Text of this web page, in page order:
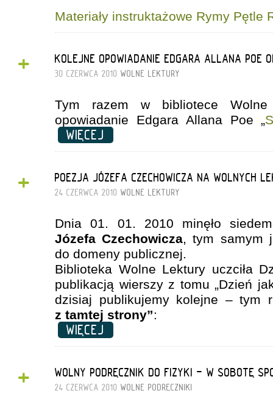
Materiały instruktażowe Rymy Pętle
+ KOLEJNE OPOWIADANIE EDGARA ALLANA POE
30 CZERWCA 2010 WOLNE LEKTURY
Tym razem w bibliotece Wolne
opowiadanie Edgara Allana Poe „
WIĘCEJ
+ POEZJA JÓZEFA CZECHOWICZA NA WOLNYCH
24 CZERWCA 2010 WOLNE LEKTURY
Dnia 01. 01. 2010 minęło
Józefa Czechowicza, tym samym
do domeny publicznej.
Biblioteka Wolne Lektury uczciła
publikacją wierszy z tomu „Dzień
dzisiaj publikujemy kolejne – tym
z tamtej strony”:
WIĘCEJ
+ WOLNY PODRĘCZNIK DO FIZYKI - W SOBOTĘ
24 CZERWCA 2010 WOLNE PODRĘCZNIKI